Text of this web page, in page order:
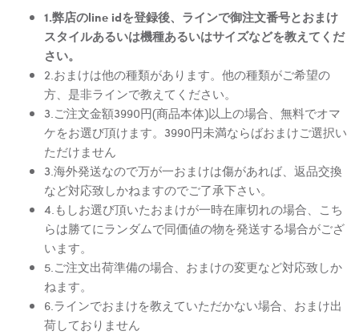
1.弊店のline idを登録後、ラインで御注文番号とおまけ
スタイルあるいは機種あるいはサイズなどを教えてくだ
さい。
2.おまけは他の種類があります。他の種類がご希望の
方、是非ラインで教えてください。
3.ご注文金額3990円(商品本体)以上の場合、無料でオマ
ケをお選び頂けます。3990円未満ならばおまけご選択い
ただけません
3.海外発送なので万が一おまけは傷があれば、返品交換
など対応致しかねますのでご了承下さい。
4.もしお選び頂いたおまけが一時在庫切れの場合、こち
らは勝てにランダムで同価値の物を発送する場合がござ
います。
5.ご注文出荷準備の場合、おまけの変更など対応致しか
ねます。
6.ラインでおまけを教えていただかない場合、おまけ出
荷しておりません